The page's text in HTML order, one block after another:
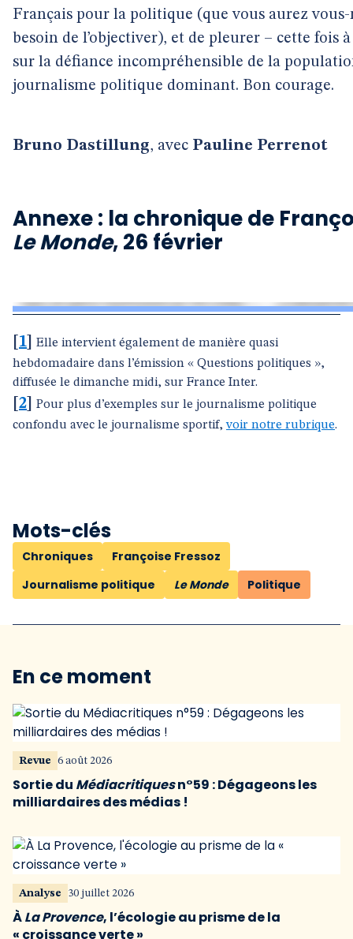
Français pour la politique (que vous aurez vous-
besoin de l’objectiver), et de pleurer – cette fois
sur la défiance incompréhensible de la
journalisme politique dominant. Bon courage.
Bruno Dastillung, avec Pauline Perrenot
Annexe : la chronique de
Le Monde, 26 février
1
Elle intervient également de manière quasi
hebdomadaire dans l’émission « Questions politiques »,
diffusée le dimanche midi, sur France Inter.
2
Pour plus d’exemples sur le journalisme politique
confondu avec le journalisme sportif,voir notre rubrique.
Mots-clés
Chroniques
Françoise Fressoz
Journalisme politique
Le Monde Politique
En ce moment
Revue 6 août 2026
Sortie du Médiacritiquesn°59 : Dégageons les
milliardaires des médias !
Analyse 30 juillet 2026
ÀLa Provence, l’écologie au prisme de la
« croissance verte »